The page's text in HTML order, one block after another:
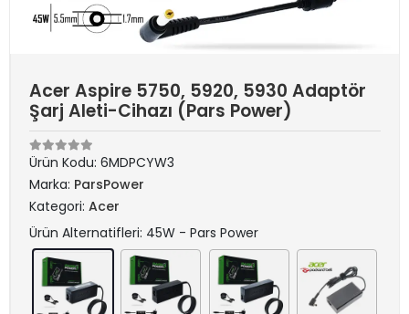
Acer Aspire 5750, 5920, 5930 Adaptör
Şarj Aleti-Cihazı (Pars Power)
Ürün Kodu: 6MDPCYW3
Marka: ParsPower
Kategori: Acer
Ürün Alternatifleri: 45W - Pars Power